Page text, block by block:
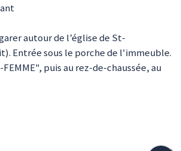
autour de l’église de St-
Entrée sous le porche de l'immeuble.
puis au rez-de-chaussée, au